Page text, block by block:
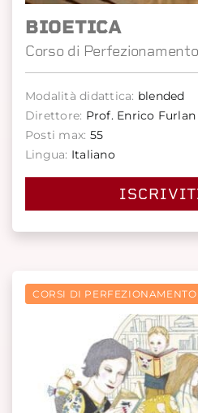
BIOETICA
Corso di
Modalità didattica: blended
Direttore: Prof. Enrico Furlan
Posti max: 55
Lingua: Italiano
CORSI DI PERFEZIONAMENTO